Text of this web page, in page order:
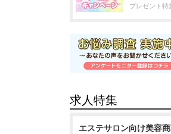
プレゼント特
求人特集
エステサロン向け美容